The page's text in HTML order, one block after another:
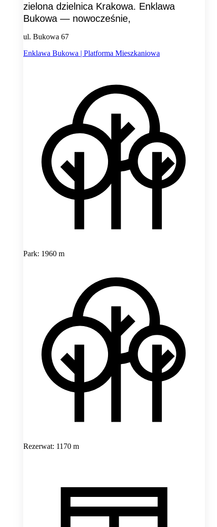
zielona dzielnica Krakowa. Enklawa
Bukowa — nowocześnie,
ul. Bukowa 67
Enklawa Bukowa | Platforma Mieszkaniowa
Park: 1960 m
Rezerwat: 1170 m